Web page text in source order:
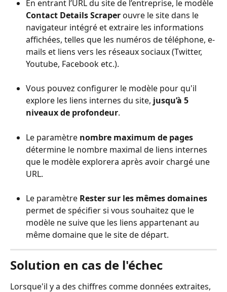
En entrant l’URL du site de l’entreprise, le modèle
Contact Details Scraper ouvre le site dans le
navigateur intégré et extraire les informations
affichées, telles que les numéros de téléphone, e-
mails et liens vers les réseaux sociaux (Twitter,
Youtube, Facebook etc.).
Vous pouvez configurer le modèle pour qu'il
explore les liens internes du site, jusqu’à 5
niveaux de profondeur.
Le paramètre nombre maximum de pages
détermine le nombre maximal de liens internes
que le modèle explorera après avoir chargé une
URL.
Le paramètre Rester sur les mêmes domaines
permet de spécifier si vous souhaitez que le
modèle ne suive que les liens appartenant au
même domaine que le site de départ.
Solution en cas de l'échec
Lorsque'il y a des chiffres comme données extraites,